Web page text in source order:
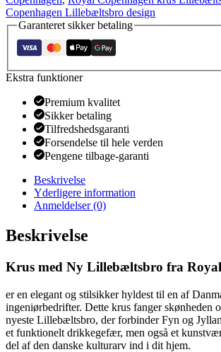
Copenhagen Lillebæltsbro design
Garanteret sikker betaling
Ekstra funktioner
Premium kvalitet
Sikker betaling
Tilfredshedsgaranti
Forsendelse til hele verden
Pengene tilbage-garanti
Beskrivelse
Yderligere information
Anmeldelser (0)
Beskrivelse
Krus med Ny Lillebæltsbro fra
er en elegant og stilsikker hyldest til en af
ingeniørbedrifter. Dette krus fanger skønheden
nyeste Lillebæltsbro, der forbinder Fyn og
et funktionelt drikkegefær, men også et
del af den danske kulturarv ind i dit hjem.